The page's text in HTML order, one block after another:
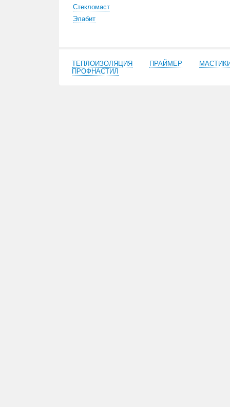
Стекломаст
Элабит
ТЕПЛОИЗОЛЯЦИЯ ПРАЙМЕР
ПРОФНАСТИЛ